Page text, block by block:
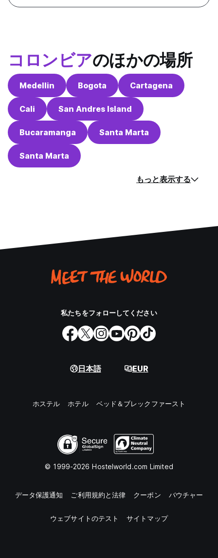
コロンビアのほかの場所
Medellin Bogota Cartagena
Cali San Andres Island
Bucaramanga Santa Marta
Santa Marta
もっと表示する
私たちをフォローしてください
日本語 EUR
ホステル ホテル ベッド＆ブレックファースト
© 1999-2026 Hostelworld.com Limited
データ保護通知 ご利用規約と法律 クーポン バウチャー
ウェブサイトのテスト サイトマップ